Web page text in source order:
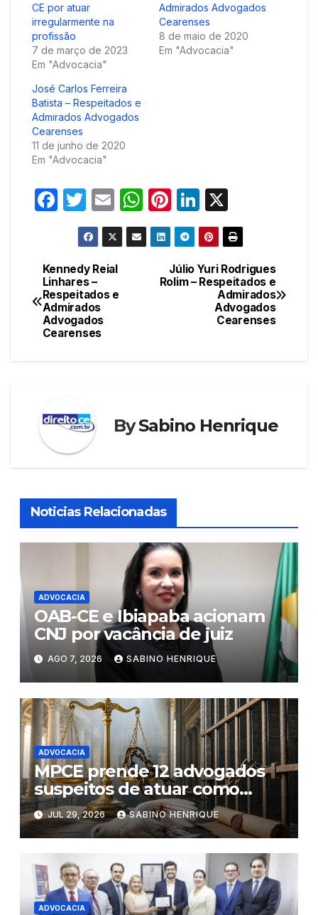
CE por atuar
irregularmente na
profissão
7 de março de 2023
Em "Advocacia"
Admirados Advogados
Cearenses
8 de maio de 2020
Em "Advocacia"
José Carlos Ferreira
Batista – Respeitados e
Admirados Advogados
Cearenses
11 de junho de 2020
Em "Advocacia"
F
e
b
o
o
T
w
itt
er
E
m
ail
W
h
at
Pi
nt
er
e
st
Li
n
k
e
dI
Navegação
de
Post
Júlio Yuri Rodrigues
Rolim – Respeitados e
Admirados
Advogados
Cearenses
Kennedy Reial
Linhares –
Respeitados e
Admirados
Advogados
Cearenses
BySabino Henrique
Noticias Relacionadas
ADVOCACIA
OAB-CE e Ibiapaba acionam
CNJ por vacância de juiz
AGO 7, 2026 SABINO HENRIQUE
ADVOCACIA
MPCE prende 12 advogados
suspeitos de atuar como
“pombos- correio” de facções
criminosas no Ceará
JUL 29, 2026 SABINO HENRIQUE
ADVOCACIA